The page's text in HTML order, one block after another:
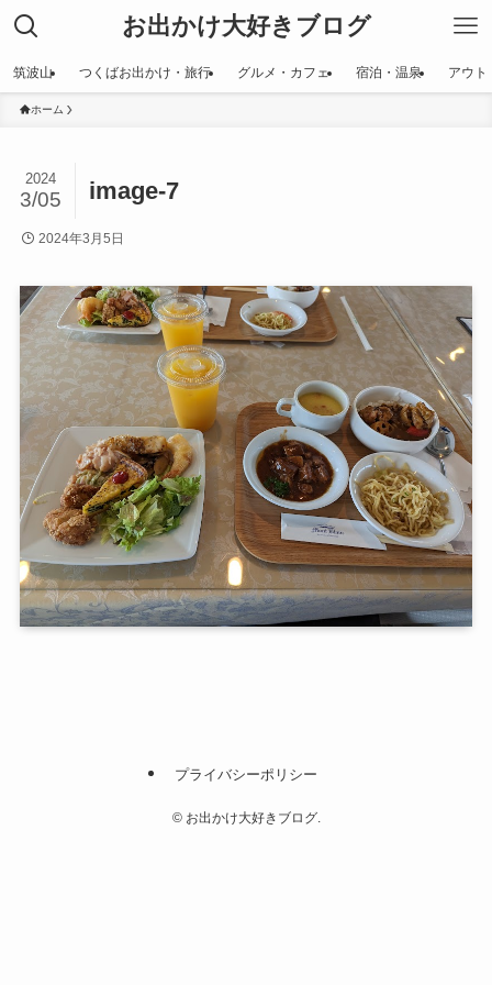
お出かけ大好きブログ
筑波山 つくばお出かけ・旅行 グルメ・カフェ 宿泊・温泉 アウト
ホーム
image-7
2024
3/05
2024年3月5日
プライバシーポリシー
©お出かけ大好きブログ.